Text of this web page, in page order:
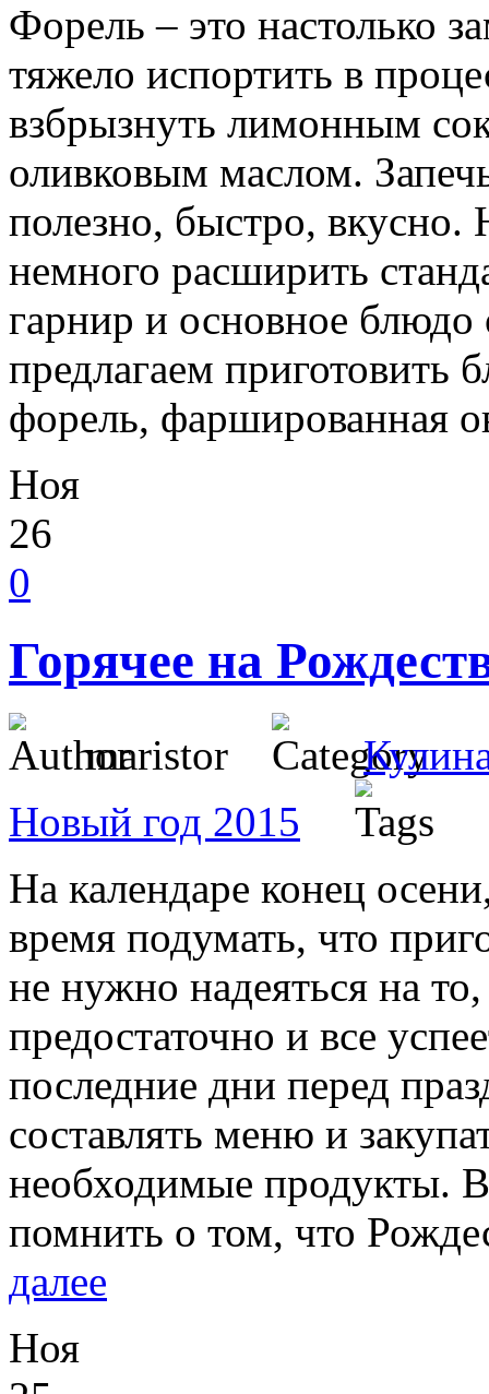
Форель – это настолько
тяжело испортить в
взбрызнуть лимонным
оливковым маслом.
полезно, быстро, вкусно.
немного расширить
гарнир и основное
предлагаем
форель, фаршированная
Ноя
26
0
Горячее на
maristor
Новый год 2015
На календаре конец
время подумать, что
не нужно надеяться на
предостаточно и все
последние дни перед
составлять меню и
необходимые продукты.
помнить о том, что
далее
Ноя